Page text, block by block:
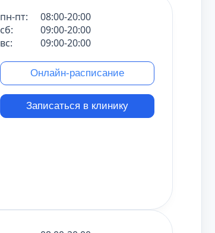
пн-пт:
08:00-20:00
сб:
09:00-20:00
вс:
09:00-20:00
Онлайн-расписание
Записаться в клинику